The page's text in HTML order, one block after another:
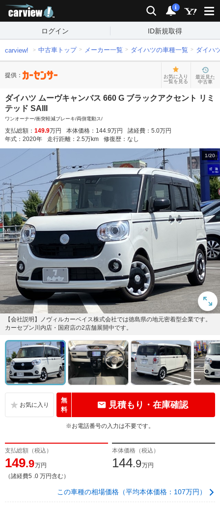
検索 通知
i
ログイン ID新規取得
carview! 中古車トップ メーカー一覧 ダイハツの車種一覧 ダイハ
提供：
お気に入り
一覧を見る
最近見た
中古車
ダイハツ ムーヴキャンバス 660 G ブラックアクセント リミ
テッド SAIII
ワンオーナー/衝突軽減ブレーキ/両側電動ス/
支払総額： 149.9万円 本体価格： 144.9万円 諸経費： 5.0万円
年式： 2020年 走行距離： 2.5万km 修復歴： なし
1/20
【会社説明】ノヴィルカーベイス株式会社では徳島県の地元密着型企業です。
カーセブン川内店・国府店の2店舗展開中です。
無
料
見積もり・在庫確認
※お電話番号の入力は不要です。
支払総額（税込）
149.9万円
（諸経費5 .0 万円含む）
本体価格（税込）
144.9万円
この車種の相場価格（平均本体価格：107万円）